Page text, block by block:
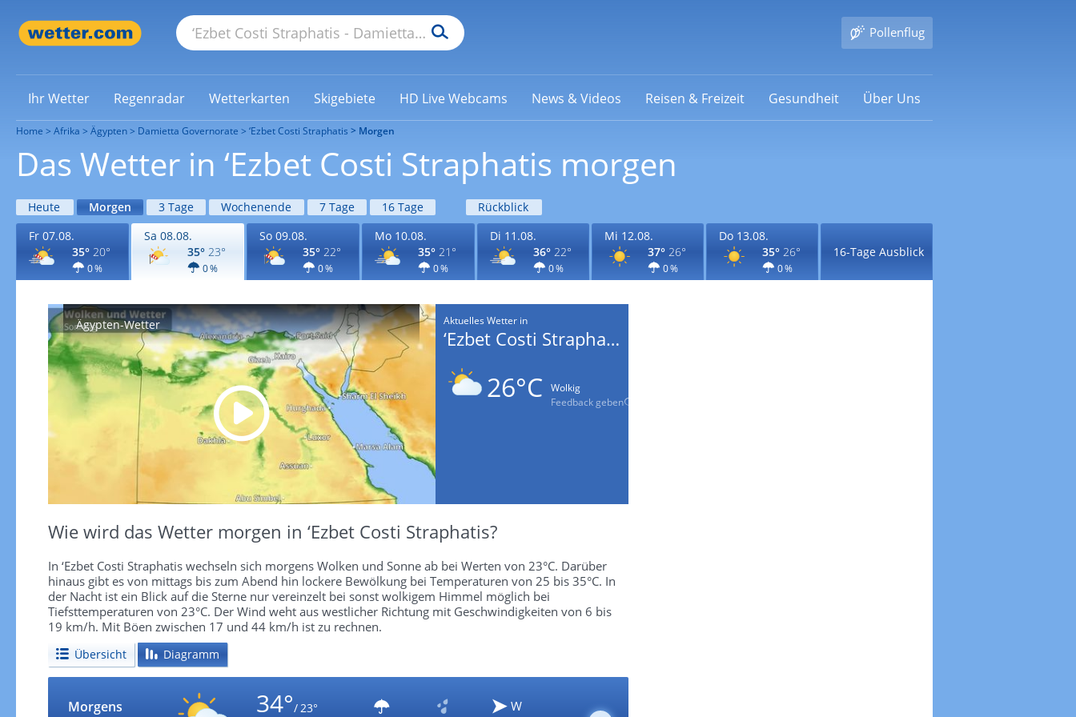
Pollenflug
Ihr Wetter Regenradar Wetterkarten Skigebiete HD Live Webcams News & Videos Reisen & Freizeit Gesundheit Über Uns
Home Afrika Ägypten Damietta Governorate ‘Ezbet Costi Straphatis Morgen
Das Wetter in ‘Ezbet Costi Straphatis morgen
Heute Morgen 3 Tage Wochenende 7 Tage 16 Tage
Rückblick
Fr 07.08.
35° 20°
0 %
Sa 08.08.
35° 23°
0 %
So 09.08.
35° 22°
0 %
Mo 10.08.
35° 21°
0 %
Di 11.08.
36° 22°
0 %
Mi 12.08.
37° 26°
0 %
Do 13.08.
35° 26°
0 %
16-Tage Ausblick
Ägypten-Wetter Aktuelles Wetter in
‘Ezbet Costi Straphatis
26°C
Wolkig
Feedback geben
Wie wird das Wetter morgen in ‘Ezbet Costi Straphatis?
In ‘Ezbet Costi Straphatis wechseln sich morgens Wolken und Sonne ab bei Werten von 23°C. Darüber
hinaus gibt es von mittags bis zum Abend hin lockere Bewölkung bei Temperaturen von 25 bis 35°C. In
der Nacht ist ein Blick auf die Sterne nur vereinzelt bei sonst wolkigem Himmel möglich bei
Tiefsttemperaturen von 23°C. Der Wind weht aus westlicher Richtung mit Geschwindigkeiten von 6 bis
19 km/h. Mit Böen zwischen 17 und 44 km/h ist zu rechnen.
Übersicht Diagramm
Morgens 34°/ 23°
W